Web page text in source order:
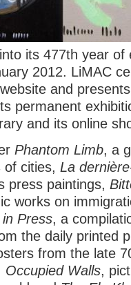
its 477th year of
2012. LiMAC
and
permanent
and its online
Phantom Limb, a
of cities, La
press paintings,
works on
Press, a
the daily printed
from the late
Occupied Walls,